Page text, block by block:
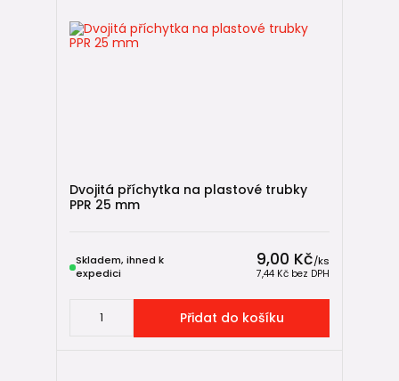
Dvojitá příchytka na plastové trubky
PPR 25 mm
9,00 Kč/ks
7,44 Kč bez DPH
Skladem, ihned k
expedici
Přidat do košíku